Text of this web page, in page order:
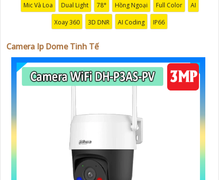
Mic Và Loa Dual Light 78° Hồng Ngoại Full Color AI
Xoay 360 3D DNR AI Coding IP66
Camera Ip Dome Tinh Tế